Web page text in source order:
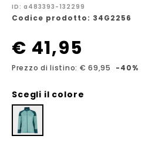
ID: a483393-132299
Codice prodotto: 34G2256
€ 41,95
Prezzo di listino: € 69,95 -40%
Scegli il colore